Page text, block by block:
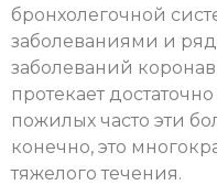
бронхолегочной
заболеваниями и
заболеваний
протекает
пожилых часто эти
конечно, это
тяжелого течения.